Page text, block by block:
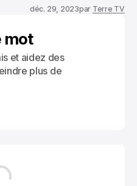
déc. 29, 2023par Terre TV
mot
et aidez des
plus de